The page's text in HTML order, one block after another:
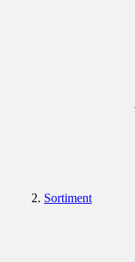
Sortiment